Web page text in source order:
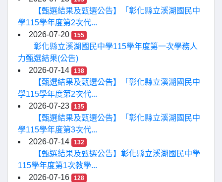
【甄選結果及甄選公告】「彰化縣立溪湖國民中
學115學年度第2次代...
2026-07-20
155
彰化縣立溪湖國民中學115學年度第一次學務人
力甄選結果(公告)
2026-07-14
138
【甄選結果及甄選公告】「彰化縣立溪湖國民中
學115學年度第2次代...
2026-07-23
135
【甄選結果及甄選公告】「彰化縣立溪湖國民中
學115學年度第3次代...
2026-07-14
132
【甄選結果及甄選公告】彰化縣立溪湖國民中學
115學年度第1次教學...
2026-07-16
128